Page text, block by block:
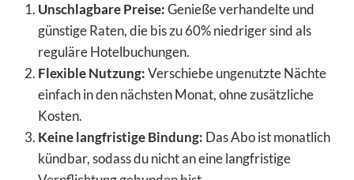
Unschlagbare Preise:Genieße verhandelte und
günstige Raten, die bis zu 60% niedriger sind als
reguläre Hotelbuchungen.
Flexible Nutzung:Verschiebe ungenutzte Nächte
einfach in den nächsten Monat, ohne zusätzliche
Kosten.
Keine langfristige Bindung: Das Abo ist monatlich
kündbar, sodass du nicht an eine langfristige